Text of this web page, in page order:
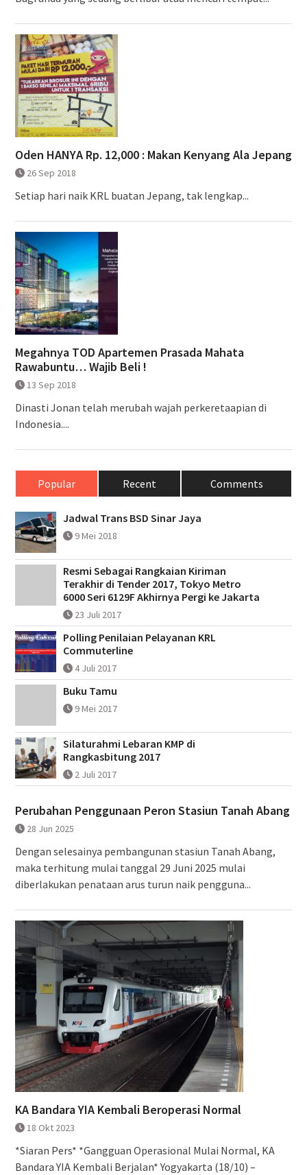
Oden HANYA Rp. 12,000 : Makan Kenyang Ala Jepang
26 Sep 2018
Setiap hari naik KRL buatan Jepang, tak lengkap...
Megahnya TOD Apartemen Prasada Mahata
Rawabuntu… Wajib Beli !
13 Sep 2018
Dinasti Jonan telah merubah wajah perkeretaapian di
Indonesia....
Popular Recent Comments
Jadwal Trans BSD Sinar Jaya
9 Mei 2018
Resmi Sebagai Rangkaian Kiriman
Terakhir di Tender 2017, Tokyo Metro
6000 Seri 6129F Akhirnya Pergi ke Jakarta
23 Juli 2017
Polling Penilaian Pelayanan KRL
Commuterline
4 Juli 2017
Buku Tamu
9 Mei 2017
Silaturahmi Lebaran KMP di
Rangkasbitung 2017
2 Juli 2017
Perubahan Penggunaan Peron Stasiun Tanah Abang
28 Jun 2025
Dengan selesainya pembangunan stasiun Tanah Abang,
maka terhitung mulai tanggal 29 Juni 2025 mulai
diberlakukan penataan arus turun naik pengguna...
KA Bandara YIA Kembali Beroperasi Normal
18 Okt 2023
*Siaran Pers* *Gangguan Operasional Mulai Normal, KA
Bandara YIA Kembali Berjalan* Yogyakarta (18/10) –